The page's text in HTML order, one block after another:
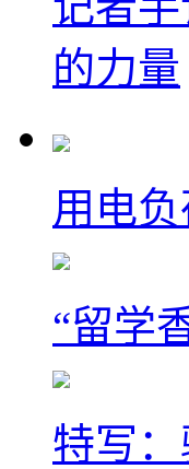
的力量
用电
“留学
特写